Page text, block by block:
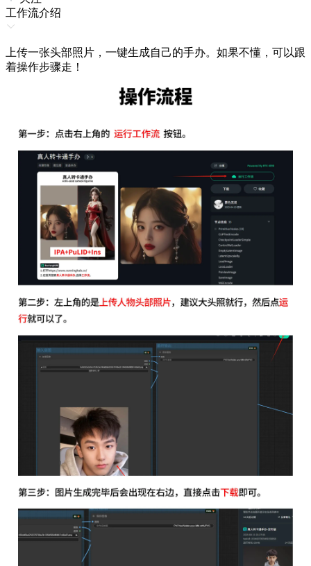
工作流介绍
上传一张头部照片，一键生成自己的手办。如果不懂，可以跟
着操作步骤走！